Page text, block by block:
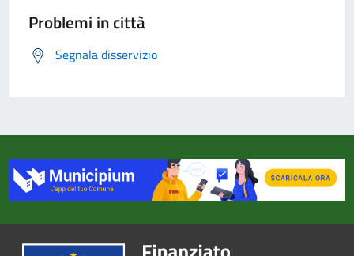
Problemi in città
Segnala disservizio